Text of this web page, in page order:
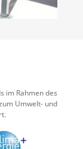
im Rahmen des
Umwelt- und